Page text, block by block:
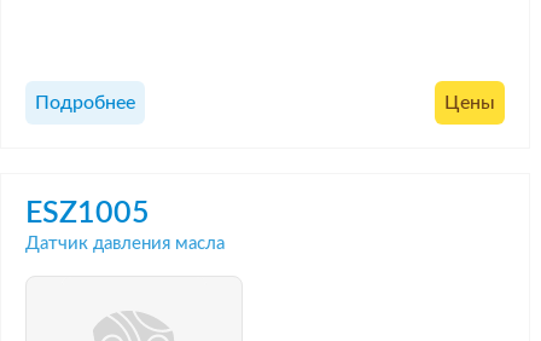
Подробнее Цены
ESZ1005
Датчик давления масла